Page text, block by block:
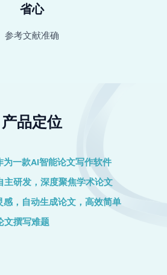
省心
参考文献准确
产品定位
为一款AI智能论文写作软件
主研发，深度聚焦学术论文
感，自动生成论文，高效简单
文撰写难题